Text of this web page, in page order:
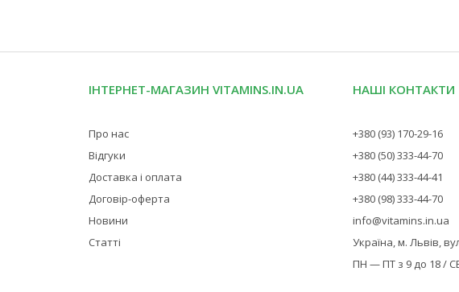
ІНТЕРНЕТ-МАГАЗИН VITAMINS.IN.UA
Про нас
Відгуки
Доставка і оплата
Договір-оферта
Новини
Статті
НАШІ КОНТАКТИ
+380 (93) 170-29-16
+380 (50) 333-44-70
+380 (44) 333-44-41
+380 (98) 333-44-70
info@vitamins.in.ua
Україна, м. Львів,
ПН — ПТ з 9 до 18 /